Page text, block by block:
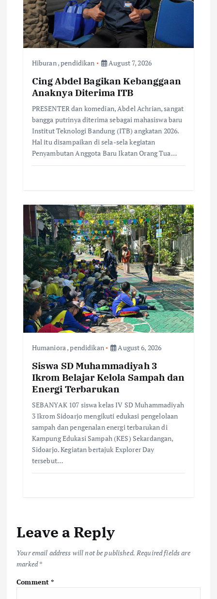
a
t
Hiburan,pendidikan August 7, 2026
Cing Abdel Bagikan Kebanggaan
Anaknya Diterima ITB
PRESENTER dan komedian, Abdel Achrian, sangat
bangga putrinya diterima sebagai mahasiswa baru
Institut Teknologi Bandung (ITB) angkatan 2026.
Hal itu disampaikan di sela-sela kegiatan
Penyambutan Anggota Baru Ikatan Orang Tua…
Humaniora,pendidikan August 6, 2026
Siswa SD Muhammadiyah 3
Ikrom Belajar Kelola Sampah dan
Energi Terbarukan
SEBANYAK 107 siswa kelas IV SD Muhammadiyah
3 Ikrom Sidoarjo mengikuti edukasi pengelolaan
sampah dan pengenalan energi terbarukan di
Kampung Edukasi Sampah (KES) Sekardangan,
Sidoarjo. ​Kegiatan bertajuk Explorer Day
tersebut…
Leave a Reply
Your email address will not be published. Required fields are
marked*
Comment*